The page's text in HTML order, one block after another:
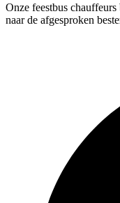
Onze feestbus
naar de afgesproken